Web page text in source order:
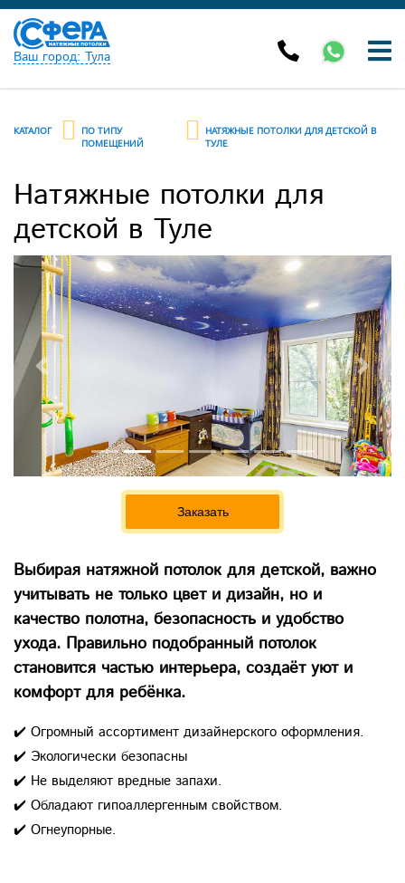
Ваш город: Тула
КАТАЛОГ
ПО ТИПУ
ПОМЕЩЕНИЙ
НАТЯЖНЫЕ ПОТОЛКИ ДЛЯ ДЕТСКОЙ В
ТУЛЕ
Натяжные потолки для
детской в Туле
Previous Next
Заказать
Выбирая натяжной потолок для детской, важно
учитывать не только цвет и дизайн, но и
качество полотна, безопасность и удобство
ухода. Правильно подобранный потолок
становится частью интерьера, создаёт уют и
комфорт для ребёнка.
✔️ Огромный ассортимент дизайнерского оформления.
✔️ Экологически безопасны
✔️ Не выделяют вредные запахи.
✔️ Обладают гипоаллергенным свойством.
✔️ Огнеупорные.